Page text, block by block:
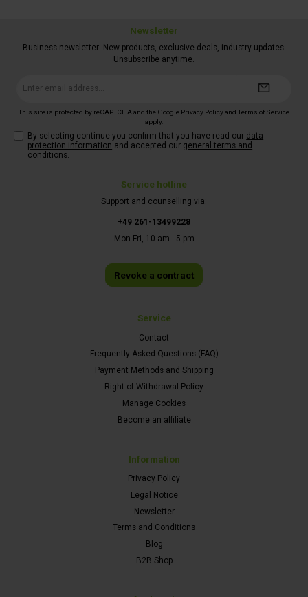
Service hotline
Support and counselling via:
+49 261-13499228
Mon-Fri, 10 am - 5 pm
Revoke a contract
Service
Contact
Frequently Asked Questions (FAQ)
Payment Methods and Shipping
Right of Withdrawal Policy
Manage Cookies
Become an affiliate
Information
Privacy Policy
Legal Notice
Newsletter
Terms and Conditions
Blog
B2B Shop
Newsletter
Business newsletter: New products, exclusive deals, industry updates.
Unsubscribe anytime.
This site is protected by reCAPTCHA and the Google Privacy Policy and Terms of Service
apply.
By selecting continue you confirm that you have read our data
protection information and accepted our general terms and
conditions.